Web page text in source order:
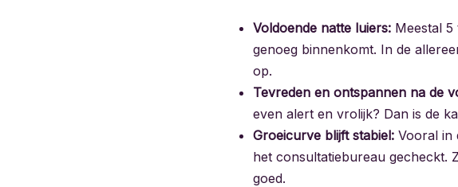
Voldoende natte luiers: Meestal
genoeg binnenkomt. In de
op.
Tevreden en ontspannen na de
even alert en vrolijk? Dan is de
Groeicurve blijft stabiel: Vooral in
het consultatiebureau gecheckt.
goed.